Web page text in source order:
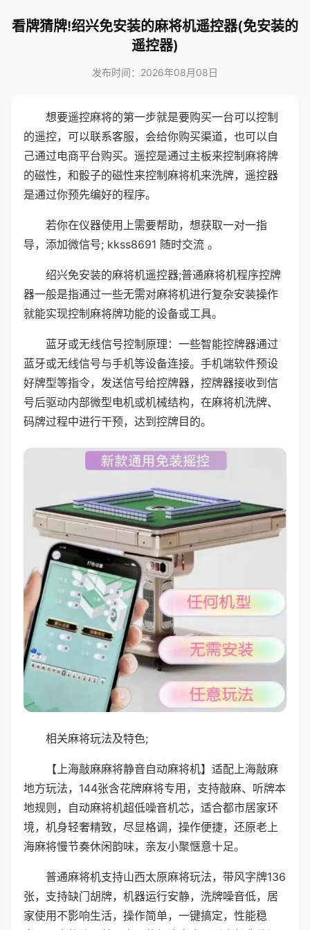
看牌猜牌!绍兴免安装的麻将机遥控器(免安装的
遥控器)
发布时间：2026年08月08日
想要遥控麻将的第一步就是要购买一台可以控制
的遥控，可以联系客服，会给你购买渠道，也可以自
己通过电商平台购买。遥控是通过主板来控制麻将牌
的磁性，和骰子的磁性来控制麻将机来洗牌，遥控器
是通过你预先编好的程序。
若你在仪器使用上需要帮助，想获取一对一指
导，添加微信号; kkss8691 随时交流 。
绍兴免安装的麻将机遥控器;普通麻将机程序控牌
器一般是指通过一些无需对麻将机进行复杂安装操作
就能实现控制麻将牌功能的设备或工具。
蓝牙或无线信号控制原理：一些智能控牌器通过
蓝牙或无线信号与手机等设备连接。手机端软件预设
好牌型等指令，发送信号给控牌器，控牌器接收到信
号后驱动内部微型电机或机械结构，在麻将机洗牌、
码牌过程中进行干预，达到控牌目的。
相关麻将玩法及特色;
【上海敲麻麻将静音自动麻将机】适配上海敲麻
地方玩法，144张含花牌麻将专用，支持敲麻、听牌本
地规则，自动麻将机超低噪音机芯，适合都市居家环
境，机身轻奢精致，尽显格调，操作便捷，还原老上
海麻将慢节奏休闲韵味，亲友小聚惬意十足。
普通麻将机支持山西太原麻将玩法，带风字牌136
张，支持缺门胡牌，机器运行安静，洗牌噪音低，居
家使用不影响生活，操作简单，一键搞定，性能稳